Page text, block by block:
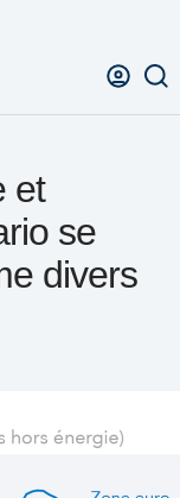
et
se
divers